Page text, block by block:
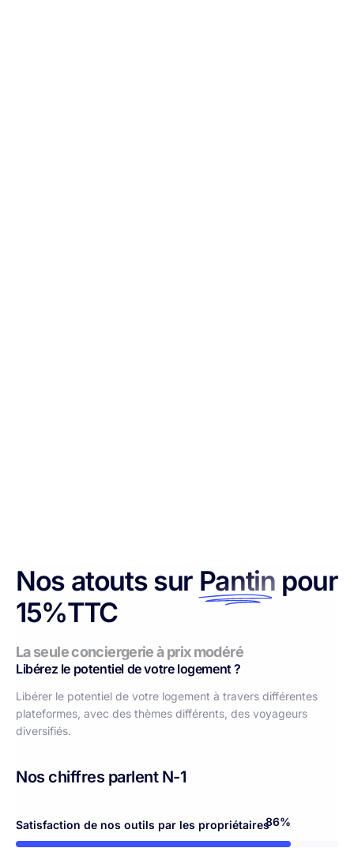
Nos atouts sur Pantin pour
15%TTC
La seule conciergerie à prix modéré
Libérez le potentiel de votre logement ?
Libérer le potentiel de votre logement à travers différentes
plateformes, avec des thèmes différents, des voyageurs
diversifiés.
Nos chiffres parlent N-1
Satisfaction de nos outils par les propriétaires